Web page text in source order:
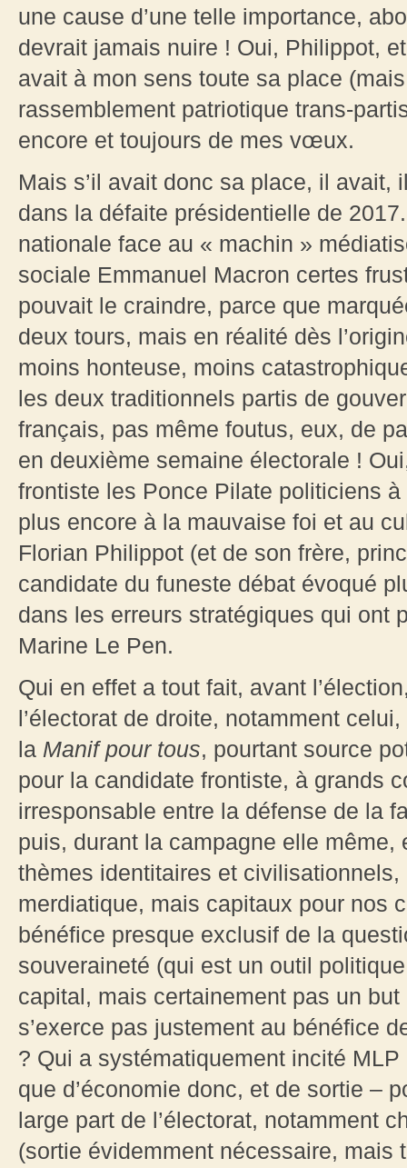
une cause d’une telle importance,
devrait jamais nuire ! Oui, Philippot,
avait à mon sens toute sa place
rassemblement patriotique trans-
encore et toujours de mes vœux.
Mais s’il avait donc sa place, il
dans la défaite présidentielle de
nationale face au « machin »
sociale Emmanuel Macron certes
pouvait le craindre, parce que
deux tours, mais en réalité dès
moins honteuse, moins
les deux traditionnels partis de
français, pas même foutus, eux, de
en deuxième semaine électorale !
frontiste les Ponce Pilate politiciens
plus encore à la mauvaise foi et au
Florian Philippot (et de son frère,
candidate du funeste débat évoqué
dans les erreurs stratégiques qui ont
Marine Le Pen.
Qui en effet a tout fait, avant
l’électorat de droite, notamment
la Manif pour tous, pourtant source
pour la candidate frontiste, à grands
irresponsable entre la défense de la
puis, durant la campagne elle
thèmes identitaires et
merdiatique, mais capitaux pour nos
bénéfice presque exclusif de la
souveraineté (qui est un outil
capital, mais certainement pas un
s’exerce pas justement au bénéfice
? Qui a systématiquement incité
que d’économie donc, et de sortie –
large part de l’électorat, notamment
(sortie évidemment nécessaire, mais